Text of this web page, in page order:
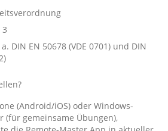
3
DIN EN 50678 (VDE 0701) und DIN
(Android/iOS) oder Windows-
(für gemeinsame Übungen),